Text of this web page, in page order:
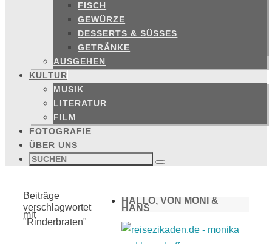
FISCH
GEWÜRZE
DESSERTS & SÜSSES
GETRÄNKE
AUSGEHEN
KULTUR
MUSIK
LITERATUR
FILM
FOTOGRAFIE
ÜBER UNS
Suchen
nach: Suchen
Start
Beiträge
verschlagwortet
mit
"Rinderbraten"
HALLO, VON MONI &
HANS